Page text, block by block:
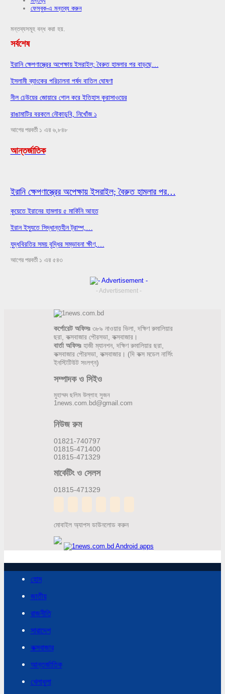
ফেসবুক-এ মন্তব্য করুন
মন্তব্যসমূহ বন্ধ করা হয়.
সর্বশেষ
ইরানি ক্ষেপণাস্ত্রের অপেক্ষায় ইসরাইল; বৈরুত হামলার পর বাড়ছে…
ইসলামী ব্যাংকের পরিচালনা পর্ষদ বাতিল ঘোষণা
নীল ঢেউয়ের জোয়ারে গোল করে ইতিহাস কুরাসাওয়ের
রাঙামাটির বরকলে নৌকাডুবি, নিখোঁজ ১
আগের পরবর্তী ১ এর ৬,৮৪৮
আন্তর্জাতিক
ইরানি ক্ষেপণাস্ত্রের অপেক্ষায় ইসরাইল; বৈরুত হামলার পর…
কুয়েতে ইরানের হামলায় ৫ মার্কিনি আহত
ইরান ইস্যুতে সিদ্ধান্তহীন ট্রাম্প,…
যুদ্ধবিরতির সময় বৃদ্ধির সম্ভাবনা ক্ষীণ,…
আগের পরবর্তী ১ এর ৫৪৩
- Advertisement -
কর্পোরেট অফিসঃ৩৮৯ নাওয়ার ভিলা, দক্ষিণ রুমালিয়ার
ছরা, কক্সবাজার পৌরসভা, কক্সবাজার।
বার্তা অফিসঃ হাজী ম্যানশন, দক্ষিণ রুমালিয়ার ছরা,
কক্সবাজার পৌরসভা, কক্সবাজার। (দি কক্স মডেল নার্সিং
ইনস্টিটিউট সংলগ্ন)
সম্পাদক ও সিইও
মুহাম্মদ ছলিম উল্লাহ সুজন
1news.com.bd@gmail.com
নিউজ রুম
01821-740797
01815-471400
01815-471329
মার্কেটিং ও সেলস
01815-471329
মোবাইল অ্যাপস ডাউনলোড করুন
হোম
জাতীয়
রাজনীতি
সারাদেশ
কক্সবাজার
আন্তর্জাতিক
খেলাধুলা